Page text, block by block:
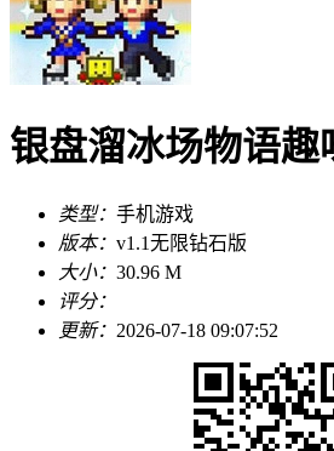
银盘溜冰场物语趣
类型： 手机游戏
版本： v1.1无限钻石版
大小： 30.96 M
评分：
更新： 2026-07-18 09:07:52